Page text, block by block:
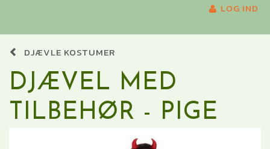
LOG IND
DJÆVLE KOSTUMER
DJÆVEL MED
TILBEHØR - PIGE